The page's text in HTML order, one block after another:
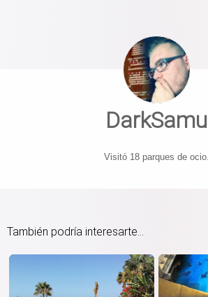
DarkSamu
Visitó 18 parques de ocio.
También podría interesarte...